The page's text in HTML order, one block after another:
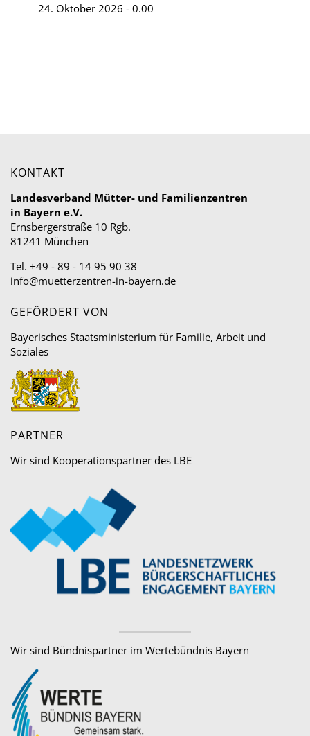
24. Oktober 2026 - 0.00
KONTAKT
Landesverband Mütter- und Familienzentren
in Bayern e.V.
Ernsbergerstraße 10 Rgb.
81241 München
Tel. +49 - 89 - 14 95 90 38
info@muetterzentren-in-bayern.de
GEFÖRDERT VON
Bayerisches Staatsministerium für Familie, Arbeit und
Soziales
PARTNER
Wir sind Kooperationspartner des LBE
Wir sind Bündnispartner im Wertebündnis Bayern